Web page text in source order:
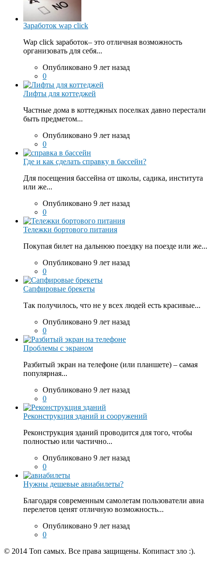
Заработок wap click
Wap click заработок– это отличная возможность
организовать для себя...
Опубликовано 9 лет назад
0
Лифты для коттеджей
Частные дома в коттеджных поселках давно перестали
быть предметом...
Опубликовано 9 лет назад
0
Где и как сделать справку в бассейн?
Для посещения бассейна от школы, садика, института
или же...
Опубликовано 9 лет назад
0
Тележки бортового питания
Покупая билет на дальнюю поездку на поезде или же...
Опубликовано 9 лет назад
0
Сапфировые брекеты
Так получилось, что не у всех людей есть красивые...
Опубликовано 9 лет назад
0
Проблемы с экраном
Разбитый экран на телефоне (или планшете) – самая
популярная...
Опубликовано 9 лет назад
0
Реконструкция зданий и сооружений
Реконструкция зданий проводится для того, чтобы
полностью или частично...
Опубликовано 9 лет назад
0
Нужны дешевые авиабилеты?
Благодаря современным самолетам пользователи авиа
перелетов ценят отличную возможность...
Опубликовано 9 лет назад
0
© 2014 Топ самых. Все права защищены. Копипаст зло :).